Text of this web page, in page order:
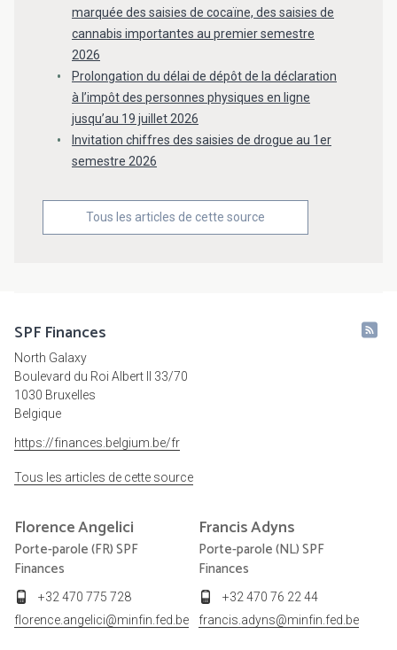
marquée des saisies de cocaïne, des saisies de
cannabis importantes au premier semestre
2026
Prolongation du délai de dépôt de la déclaration
à l’impôt des personnes physiques en ligne
jusqu’au 19 juillet 2026
Invitation chiffres des saisies de drogue au 1er
semestre 2026
Tous les articles de cette source
SPF Finances
North Galaxy
Boulevard du Roi Albert II 33/70
1030 Bruxelles
Belgique
https://finances.belgium.be/fr
Tous les articles de cette source
FlorenceAngelici
Porte-parole (FR) SPF
Finances
+32 470 775 728
florence.angelici@minfin.fed.be
FrancisAdyns
Porte-parole (NL) SPF
Finances
+32 470 76 22 44
francis.adyns@minfin.fed.be